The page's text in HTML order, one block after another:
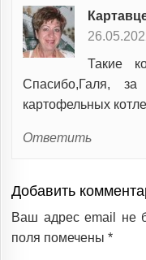
Такие
Спасибо,Галя,
картофельных
Ответить
Добавить
Ваш адрес email не
поля помечены *